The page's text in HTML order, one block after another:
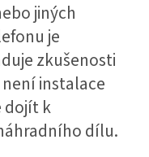
jiných
je
zkušenosti
instalace
dojít k
dílu.